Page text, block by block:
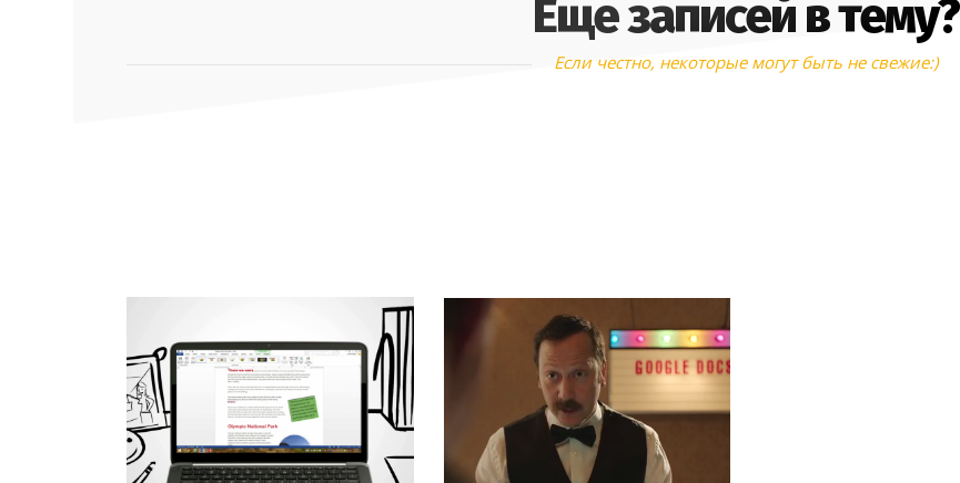
Еще записей в тему?
Если честно, некоторые могут быть не свежие:)